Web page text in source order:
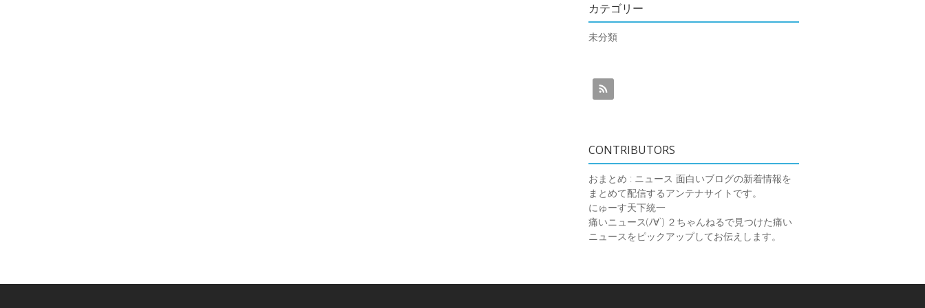
カテゴリー
未分類
CONTRIBUTORS
おまとめ : ニュース 面白いブログの新着情報を
まとめて配信するアンテナサイトです。
にゅーす天下統一
痛いニュース(ﾉ∀`) ２ちゃんねるで見つけた痛い
ニュースをピックアップしてお伝えします。